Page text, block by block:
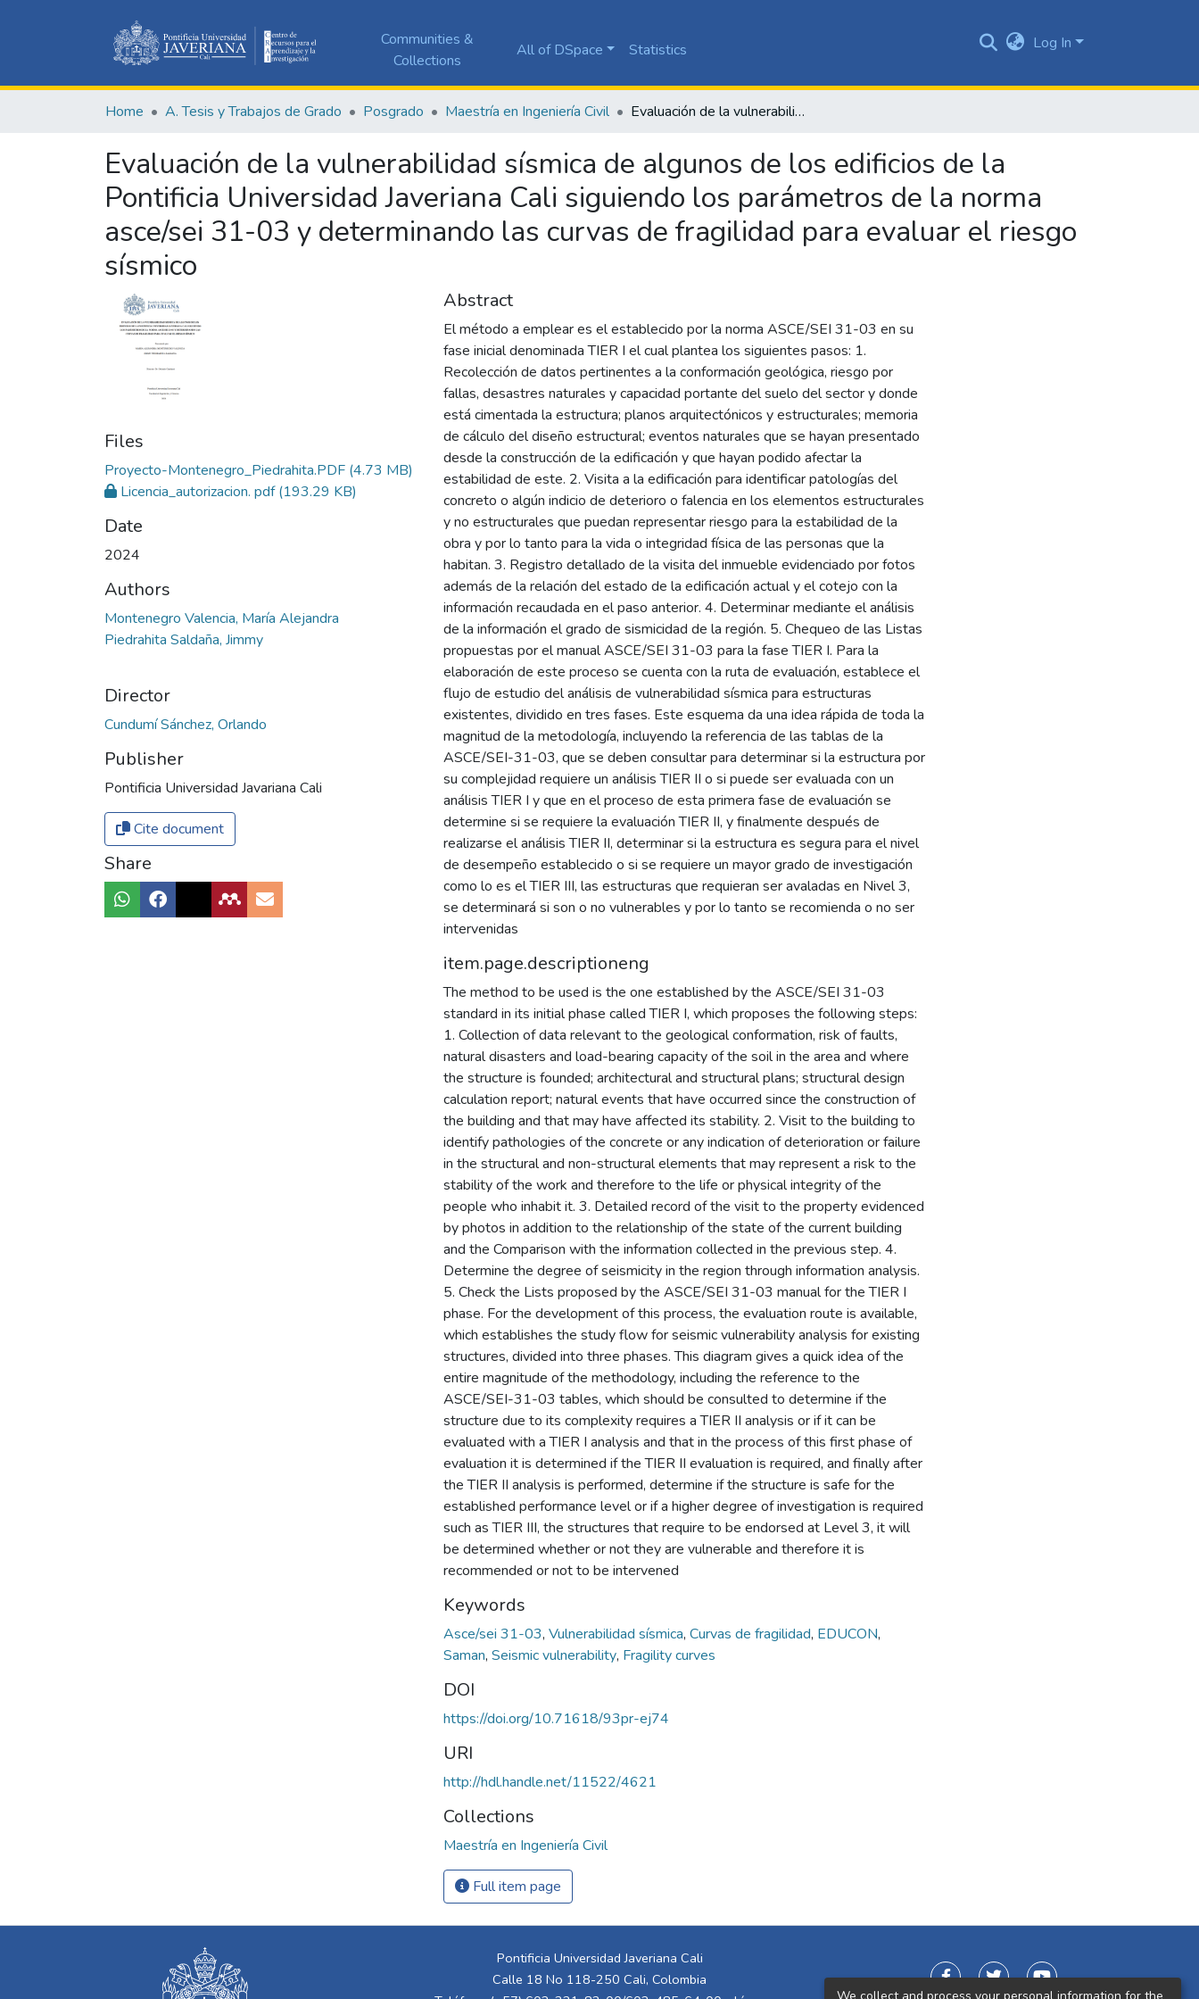
Communities &
Collections
All of DSpace Statistics Log In
Home A. Tesis y Trabajos de Grado Posgrado Maestría en Ingeniería Civil Evaluación de la vulnerabilidad sísmica de algunos de los edificios de la Pontificia Universidad Javeriana Cali siguiendo los parámetros de la norma asce/sei 31-03 y determinando las curvas de fragilidad para evaluar el riesgo sísmico
Evaluación de la vulnerabilidad sísmica de algunos de los edificios de la
Pontificia Universidad Javeriana Cali siguiendo los parámetros de la norma
asce/sei 31-03 y determinando las curvas de fragilidad para evaluar el riesgo
sísmico
Files
Proyecto-Montenegro_Piedrahita.PDF (4.73 MB)
Licencia_autorizacion. pdf(193.29 KB)
Date
2024
Authors
Montenegro Valencia, María Alejandra
Piedrahita Saldaña, Jimmy
Director
Cundumí Sánchez, Orlando
Publisher
Pontificia Universidad Javariana Cali
Cite document
Share
Abstract
El método a emplear es el establecido por la norma ASCE/SEI 31-03 en su
fase inicial denominada TIER I el cual plantea los siguientes pasos: 1.
Recolección de datos pertinentes a la conformación geológica, riesgo por
fallas, desastres naturales y capacidad portante del suelo del sector y donde
está cimentada la estructura; planos arquitectónicos y estructurales; memoria
de cálculo del diseño estructural; eventos naturales que se hayan presentado
desde la construcción de la edificación y que hayan podido afectar la
estabilidad de este. 2. Visita a la edificación para identificar patologías del
concreto o algún indicio de deterioro o falencia en los elementos estructurales
y no estructurales que puedan representar riesgo para la estabilidad de la
obra y por lo tanto para la vida o integridad física de las personas que la
habitan. 3. Registro detallado de la visita del inmueble evidenciado por fotos
además de la relación del estado de la edificación actual y el cotejo con la
información recaudada en el paso anterior. 4. Determinar mediante el análisis
de la información el grado de sismicidad de la región. 5. Chequeo de las Listas
propuestas por el manual ASCE/SEI 31-03 para la fase TIER I. Para la
elaboración de este proceso se cuenta con la ruta de evaluación, establece el
flujo de estudio del análisis de vulnerabilidad sísmica para estructuras
existentes, dividido en tres fases. Este esquema da una idea rápida de toda la
magnitud de la metodología, incluyendo la referencia de las tablas de la
ASCE/SEI-31-03, que se deben consultar para determinar si la estructura por
su complejidad requiere un análisis TIER II o si puede ser evaluada con un
análisis TIER I y que en el proceso de esta primera fase de evaluación se
determine si se requiere la evaluación TIER II, y finalmente después de
realizarse el análisis TIER II, determinar si la estructura es segura para el nivel
de desempeño establecido o si se requiere un mayor grado de investigación
como lo es el TIER III, las estructuras que requieran ser avaladas en Nivel 3,
se determinará si son o no vulnerables y por lo tanto se recomienda o no ser
intervenidas
item.page.descriptioneng
The method to be used is the one established by the ASCE/SEI 31-03
standard in its initial phase called TIER I, which proposes the following steps:
1. Collection of data relevant to the geological conformation, risk of faults,
natural disasters and load-bearing capacity of the soil in the area and where
the structure is founded; architectural and structural plans; structural design
calculation report; natural events that have occurred since the construction of
the building and that may have affected its stability. 2. Visit to the building to
identify pathologies of the concrete or any indication of deterioration or failure
in the structural and non-structural elements that may represent a risk to the
stability of the work and therefore to the life or physical integrity of the
people who inhabit it. 3. Detailed record of the visit to the property evidenced
by photos in addition to the relationship of the state of the current building
and the Comparison with the information collected in the previous step. 4.
Determine the degree of seismicity in the region through information analysis.
5. Check the Lists proposed by the ASCE/SEI 31-03 manual for the TIER I
phase. For the development of this process, the evaluation route is available,
which establishes the study flow for seismic vulnerability analysis for existing
structures, divided into three phases. This diagram gives a quick idea of the
entire magnitude of the methodology, including the reference to the
ASCE/SEI-31-03 tables, which should be consulted to determine if the
structure due to its complexity requires a TIER II analysis or if it can be
evaluated with a TIER I analysis and that in the process of this first phase of
evaluation it is determined if the TIER II evaluation is required, and finally after
the TIER II analysis is performed, determine if the structure is safe for the
established performance level or if a higher degree of investigation is required
such as TIER III, the structures that require to be endorsed at Level 3, it will
be determined whether or not they are vulnerable and therefore it is
recommended or not to be intervened
Keywords
Asce/sei 31-03, Vulnerabilidad sísmica, Curvas de fragilidad, EDUCON,
Saman, Seismic vulnerability, Fragility curves
DOI
https://doi.org/10.71618/93pr-ej74
URI
http://hdl.handle.net/11522/4621
Collections
Maestría en Ingeniería Civil
Full item page
Pontificia Universidad Javeriana Cali
Calle 18 No 118-250 Cali, Colombia